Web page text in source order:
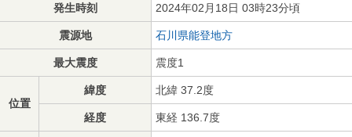
発生時刻 2024年02月18日 03時23分頃
震源地 石川県能登地方
最大震度 震度1
位置
緯度 北緯 37.2度
経度 東経 136.7度